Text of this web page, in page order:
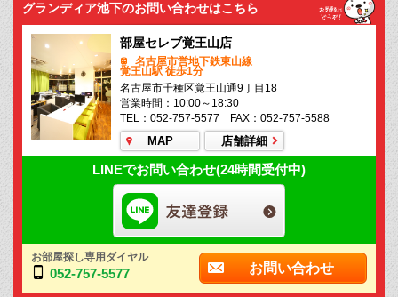
グランディア池下のお問い合わせはこちら
部屋セレブ覚王山店
名古屋市営地下鉄東山線
覚王山駅 徒歩1分
名古屋市千種区覚王山通9丁目18
営業時間：10:00～18:30
TEL：052-757-5577 FAX：052-757-5588
MAP 店舗詳細
LINEでお問い合わせ(24時間受付中)
お部屋探し専用ダイヤル
052-757-5577 お問い合わせ